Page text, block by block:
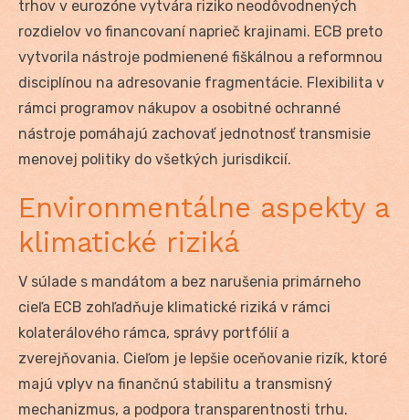
trhov v eurozóne vytvára riziko neodôvodnených
rozdielov vo financovaní naprieč krajinami. ECB preto
vytvorila nástroje podmienené fiškálnou a reformnou
disciplínou na adresovanie fragmentácie. Flexibilita v
rámci programov nákupov a osobitné ochranné
nástroje pomáhajú zachovať jednotnosť transmisie
menovej politiky do všetkých jurisdikcií.
Environmentálne aspekty a
klimatické riziká
V súlade s mandátom a bez narušenia primárneho
cieľa ECB zohľadňuje klimatické riziká v rámci
kolaterálového rámca, správy portfólií a
zverejňovania. Cieľom je lepšie oceňovanie rizík, ktoré
majú vplyv na finančnú stabilitu a transmisný
mechanizmus, a podpora transparentnosti trhu.